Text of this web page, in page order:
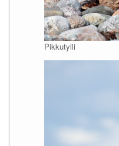
Pikkutylli